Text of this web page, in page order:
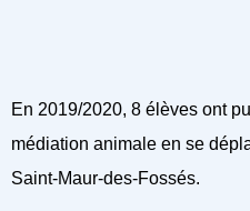
En 2019/2020, 8 élèves ont
médiation animale en se
Saint-Maur-des-Fossés.